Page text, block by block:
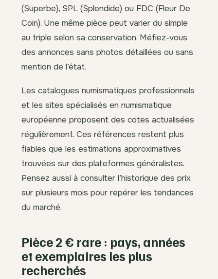
(Superbe), SPL (Splendide) ou FDC (Fleur De
Coin). Une même pièce peut varier du simple
au triple selon sa conservation. Méfiez-vous
des annonces sans photos détaillées ou sans
mention de l’état.
Les catalogues numismatiques professionnels
et les sites spécialisés en numismatique
européenne proposent des cotes actualisées
régulièrement. Ces références restent plus
fiables que les estimations approximatives
trouvées sur des plateformes généralistes.
Pensez aussi à consulter l’historique des prix
sur plusieurs mois pour repérer les tendances
du marché.
Pièce 2 € rare : pays, années
et exemplaires les plus
recherchés